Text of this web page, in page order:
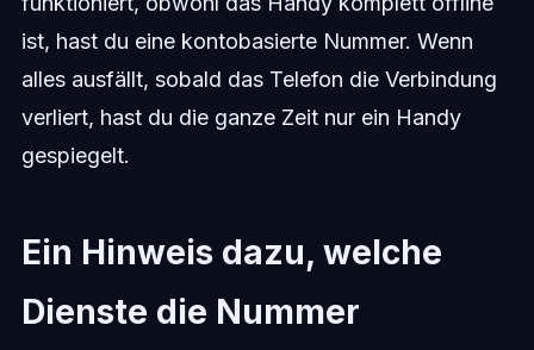
ist, hast du eine kontobasierte Nummer. Wenn
alles ausfällt, sobald das Telefon die Verbindung
verliert, hast du die ganze Zeit nur ein Handy
gespiegelt.
Ein Hinweis dazu, welche
Dienste die Nummer